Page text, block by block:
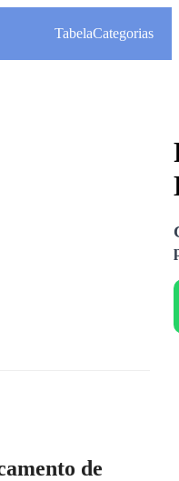
TabelaCategorias
de